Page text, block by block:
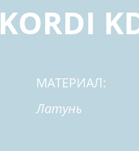
KORDI
МАТЕРИАЛ:
Латунь